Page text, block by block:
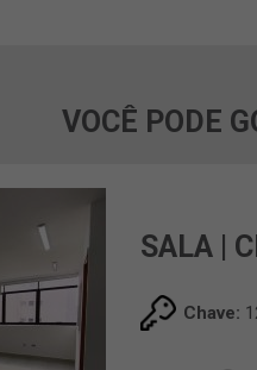
VOCÊ PODE
SALA |
Chave: